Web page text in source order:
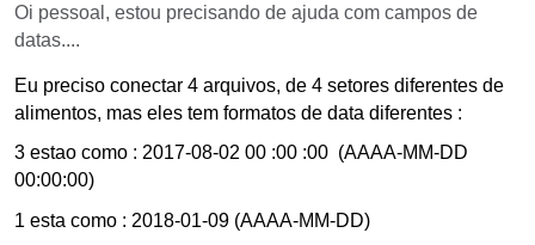
Oi pessoal, estou precisando de ajuda com campos de
datas....
Eu preciso conectar 4 arquivos, de 4 setores diferentes de
alimentos, mas eles tem formatos de data diferentes :
3 estao como : 2017-08-02 00 :00 :00 (AAAA-MM-DD
00:00:00)
1 esta como : 2018-01-09 (AAAA-MM-DD)